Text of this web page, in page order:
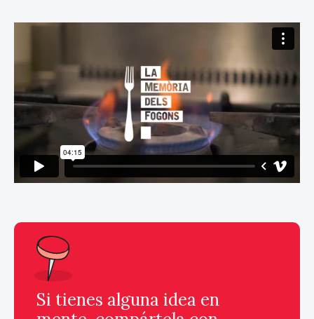
Si tienes alguna idea en